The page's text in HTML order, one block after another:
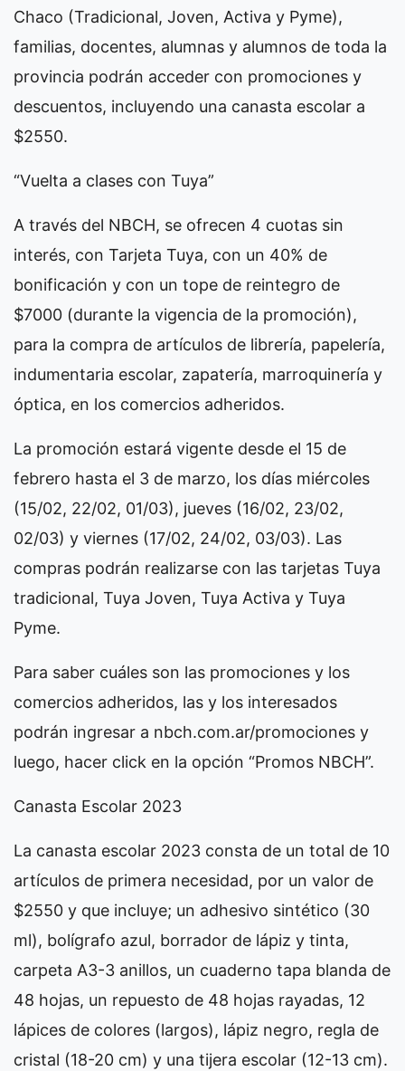
Chaco (Tradicional, Joven, Activa y Pyme),
familias, docentes, alumnas y alumnos de toda la
provincia podrán acceder con promociones y
descuentos, incluyendo una canasta escolar a
$2550.
“Vuelta a clases con Tuya”
A través del NBCH, se ofrecen 4 cuotas sin
interés, con Tarjeta Tuya, con un 40% de
bonificación y con un tope de reintegro de
$7000 (durante la vigencia de la promoción),
para la compra de artículos de librería, papelería,
indumentaria escolar, zapatería, marroquinería y
óptica, en los comercios adheridos.
La promoción estará vigente desde el 15 de
febrero hasta el 3 de marzo, los días miércoles
(15/02, 22/02, 01/03), jueves (16/02, 23/02,
02/03) y viernes (17/02, 24/02, 03/03). Las
compras podrán realizarse con las tarjetas Tuya
tradicional, Tuya Joven, Tuya Activa y Tuya
Pyme.
Para saber cuáles son las promociones y los
comercios adheridos, las y los interesados
podrán ingresar a nbch.com.ar/promociones y
luego, hacer click en la opción “Promos NBCH”.
Canasta Escolar 2023
La canasta escolar 2023 consta de un total de 10
artículos de primera necesidad, por un valor de
$2550 y que incluye; un adhesivo sintético (30
ml), bolígrafo azul, borrador de lápiz y tinta,
carpeta A3-3 anillos, un cuaderno tapa blanda de
48 hojas, un repuesto de 48 hojas rayadas, 12
lápices de colores (largos), lápiz negro, regla de
cristal (18-20 cm) y una tijera escolar (12-13 cm).